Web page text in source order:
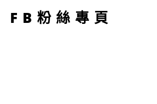
FB粉絲專頁